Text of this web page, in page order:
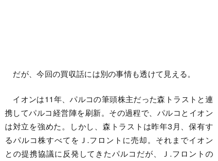
だが、今回の買収話には別の事情も透けて見える。
イオンは11年、パルコの筆頭株主だった森トラストと連
携してパルコ経営陣を刷新。その過程で、パルコとイオン
は対立を強めた。しかし、森トラストは昨年3月、保有す
るパルコ株すべてをＪ.フロントに売却。それまでイオン
との提携協議に反発してきたパルコだが、Ｊ.フロントの